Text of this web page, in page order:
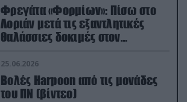
Φρεγάτα «Φορμίων»: Πίσω στο
Λοριάν μετά τις εξαντλητικές
θαλάσσιες δοκιμές στον
απαιτητικό Βισκαϊκό
25.06.2026
Βολές Harpoon από τις μονάδες
του ΠΝ (βίντεο)